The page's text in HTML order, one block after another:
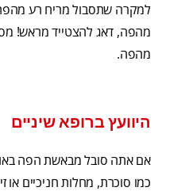
למקרה שתסבול מריח רע מהפה
מהפה, דאג להצטייד מראש!
מהפה.
היוועץ ברופא שיניים
אם אתה סובל מבאשת הפה
כמו סוכרת, מחלות חניכיים